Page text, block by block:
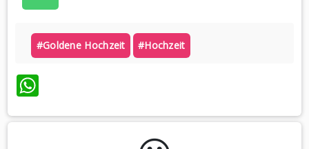
#goldene Hochzeit #hochzeit
WhatsApp